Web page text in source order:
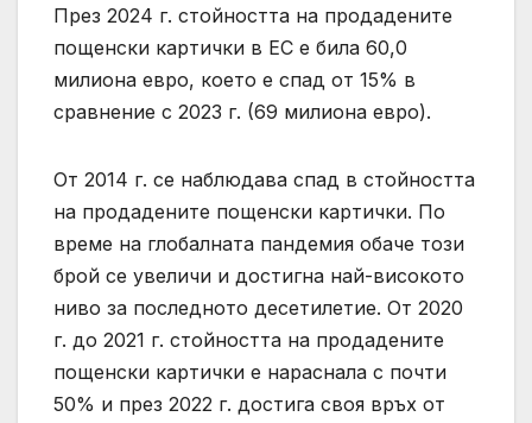
През 2024 г. стойността на продадените
пощенски картички в ЕС е била 60,0
милиона евро, което е спад от 15% в
сравнение с 2023 г. (69 милиона евро).
От 2014 г. се наблюдава спад в стойността
на продадените пощенски картички. По
време на глобалната пандемия обаче този
брой се увеличи и достигна най-високото
ниво за последното десетилетие. От 2020
г. до 2021 г. стойността на продадените
пощенски картички е нараснала с почти
50% и през 2022 г. достига своя връх от